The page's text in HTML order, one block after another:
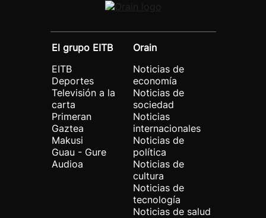
El grupo EITB
EITB
Deportes
Televisión a la
carta
Primeran
Gaztea
Makusi
Guau - Gure
Audioa
Orain
Noticias de
economía
Noticias de
sociedad
Noticias
internacionales
Noticias de
política
Noticias de
cultura
Noticias de
tecnología
Noticias de salud